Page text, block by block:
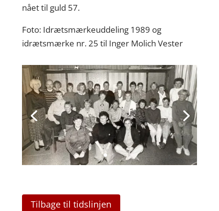
nået til guld 57.
Foto: Idrætsmærkeuddeling 1989 og
idrætsmærke nr. 25 til Inger Molich Vester
Tilbage til tidslinjen